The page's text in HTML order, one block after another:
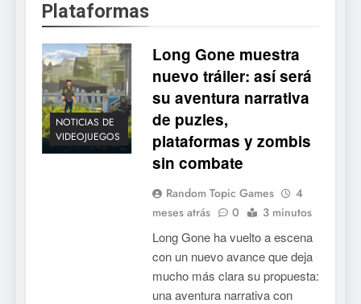
Plataformas
NOTICIAS DE
VIDEOJUEGOS
Long Gone muestra
nuevo tráiler: así será
su aventura narrativa
de puzles,
plataformas y zombis
sin combate
Random Topic Games
4
meses atrás
0 3 minutos
Long Gone ha vuelto a escena
con un nuevo avance que deja
mucho más clara su propuesta:
una aventura narrativa con